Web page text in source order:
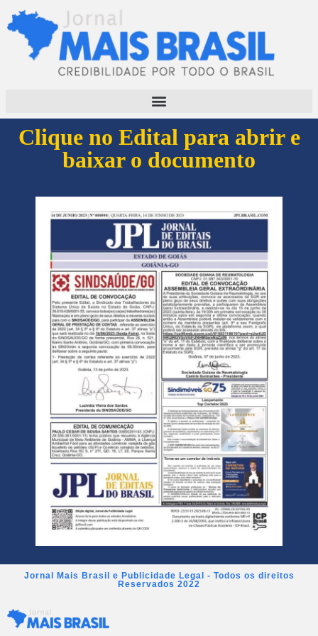
Clique no Edital para abrir e
baixar o documento
Jornal Mais Brasil e Publicidade Legal - Todos os direitos
Reservados 2022